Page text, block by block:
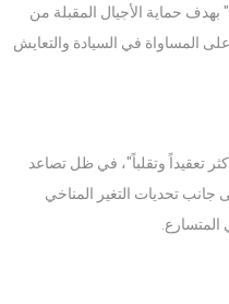
بهدف حماية الأجيال المقبلة من
المساواة في السيادة والتعايش
تعقيداً وتقلباً"، في ظل تصاعد
جانب تحديات التغير المناخي
المتسارع.